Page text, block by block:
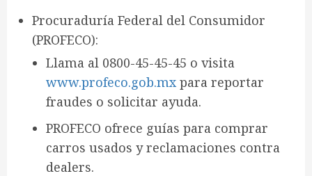
Procuraduría Federal del Consumidor
(PROFECO):
Llama al 0800-45-45-45 o visita
www.profeco.gob.mx para reportar
fraudes o solicitar ayuda.
PROFECO ofrece guías para comprar
carros usados yreclamaciones contra
dealers.